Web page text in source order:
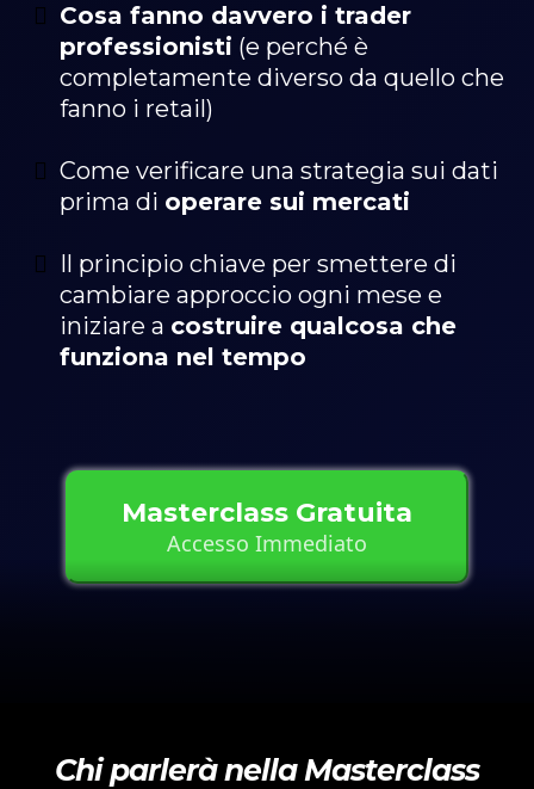
Cosa fanno davvero i trader
professionisti (e perché è
completamente diverso da quello che
fanno i retail)
Come verificare una strategia sui dati
prima di operare sui mercati
Il principio chiave per smettere di
cambiare approccio ogni mese e
iniziare a costruire qualcosa che
funziona nel tempo
Masterclass Gratuita
Accesso Immediato
Chi parlerà nella Masterclass